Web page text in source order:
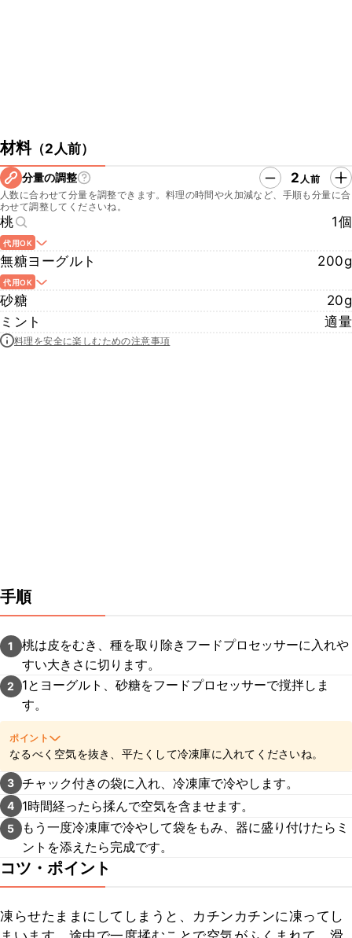
材料（2人前）
分量の調整 2 人前
人数に合わせて分量を調整できます。料理の時間や火加減など、手順も分量に合
わせて調整してくださいね。
桃 1個
代用OK
無糖ヨーグルト 200g
代用OK
砂糖
20g
ミント
適量
料理を安全に楽しむための注意事項
手順
1
桃は皮をむき、種を取り除きフードプロセッサーに入れや
すい大きさに切ります。
2
1とヨーグルト、砂糖をフードプロセッサーで撹拌しま
す。
ポイント
なるべく空気を抜き、平たくして冷凍庫に入れてくださいね。
3 チャック付きの袋に入れ、冷凍庫で冷やします。
4 1時間経ったら揉んで空気を含ませます。
5
もう一度冷凍庫で冷やして袋をもみ、器に盛り付けたらミ
ントを添えたら完成です。
コツ・ポイント
凍らせたままにしてしまうと、カチンカチンに凍ってし